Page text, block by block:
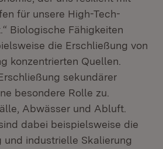
für unsere High-Tech-
Biologische Fähigkeiten
die Erschließung von
konzentrierten Quellen.
sekundärer
besondere Rolle zu.
Abwässer und Abluft.
dabei beispielsweise die
und industrielle Skalierung